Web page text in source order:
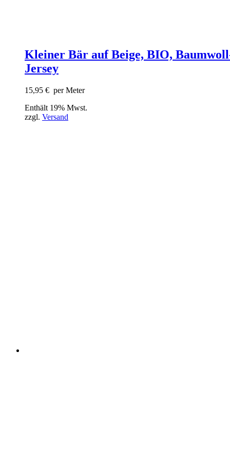
Kleiner Bär auf Beige, BIO,
Jersey
15,95 € per Meter
Enthält 19% Mwst.
zzgl. Versand